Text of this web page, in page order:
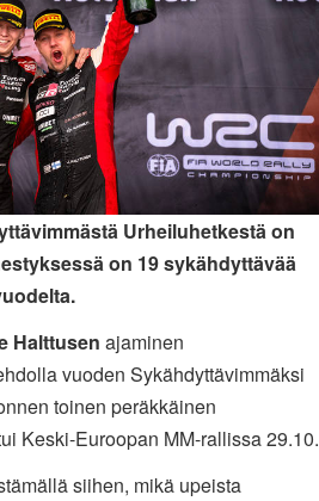
Urheiluhetkestä on
on 19 sykähdyttävää
Halttusen ajaminen
vuoden Sykähdyttävimmäksi
toinen peräkkäinen
Keski-Euroopan MM-rallissa 29.10.
siihen, mikä upeista